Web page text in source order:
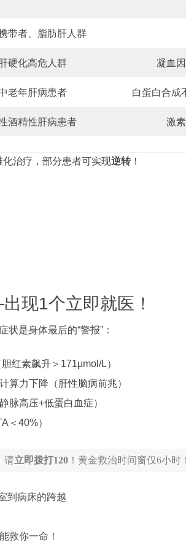
带者、脂肪肝人群
肝硬化高危人群 凝血
老年肝病患者 白蛋白合成
酒精性肝病患者 激
化治疗，部分患者可实现逆转！
现1个立即就医！
状是身体最后的“警报”：
红素飙升＞171μmol/L）
算力下降（肝性脑病前兆）
脉高压+低蛋白血症）
＜40%）
请立即拨打120 ！黄金救治时间窗仅6小时！
到病床的跨越
救你一命！